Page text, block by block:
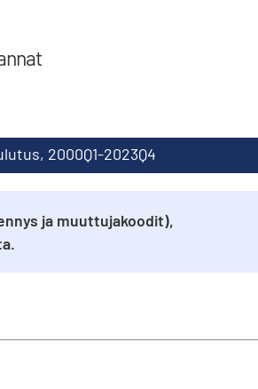
2000Q1-2023Q4
ja muuttujakoodit),